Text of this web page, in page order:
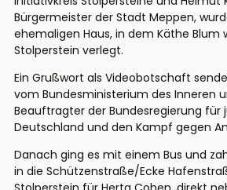
Bürgermeister der Stadt Meppen,
ehemaligen Haus, in dem Käthe Blum
Stolperstein verlegt.
Ein Grußwort als Videobotschaft
vom Bundesministerium des Inneren
Beauftragter der Bundesregierung für
Deutschland und den Kampf gegen
Danach ging es mit einem Bus und
in die Schützenstraße/Ecke